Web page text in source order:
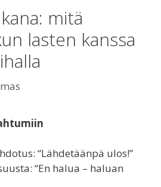
mitä
lasten kanssa
“Lähdetäänpä ulos!”
“En halua – haluan